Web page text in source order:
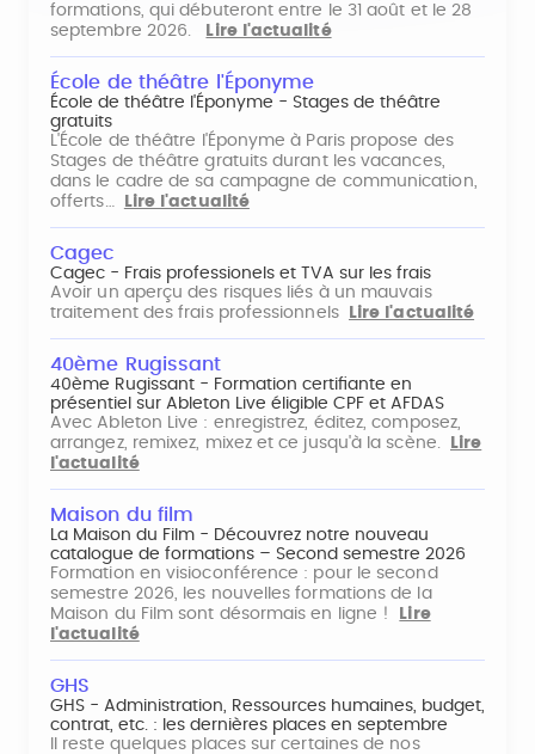
formations, qui débuteront entre le 31 août et le 28
septembre 2026.
Lire l'actualité
École de théâtre l'Éponyme
École de théâtre l'Éponyme - Stages de théâtre
gratuits
L'École de théâtre l'Éponyme à Paris propose des
Stages de théâtre gratuits durant les vacances,
dans le cadre de sa campagne de communication,
offerts…
Lire l'actualité
Cagec
Cagec - Frais professionels et TVA sur les frais
Avoir un aperçu des risques liés à un mauvais
traitement des frais professionnels
Lire l'actualité
40ème Rugissant
40ème Rugissant - Formation certifiante en
présentiel sur Ableton Live éligible CPF et AFDAS
Avec Ableton Live : enregistrez, éditez, composez,
arrangez, remixez, mixez et ce jusqu'à la scène.
Lire
l'actualité
Maison du film
La Maison du Film - Découvrez notre nouveau
catalogue de formations – Second semestre 2026
Formation en visioconférence : pour le second
semestre 2026, les nouvelles formations de la
Maison du Film sont désormais en ligne !
Lire
l'actualité
GHS
GHS - Administration, Ressources humaines, budget,
contrat, etc. : les dernières places en septembre
Il reste quelques places sur certaines de nos